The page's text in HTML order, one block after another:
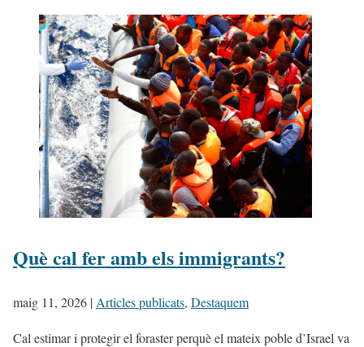
Què cal fer amb els immigrants?
maig 11, 2026 | Articles publicats, Destaquem
Cal estimar i protegir el foraster perquè el mateix poble d’Israel va